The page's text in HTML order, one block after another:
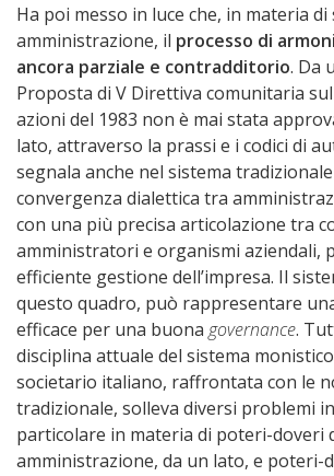
Ha poi messo in luce che, in materia di
amministrazione, il processo di
ancora parziale e contradditorio. Da
Proposta di V Direttiva comunitaria
azioni del 1983 non è mai stata
lato, attraverso la prassi e i codici di
segnala anche nel sistema
convergenza dialettica tra
con una più precisa articolazione tra
amministratori e organismi aziendali,
efficiente gestione dell’impresa. Il
questo quadro, può rappresentare
efficace per una buona governance.
disciplina attuale del sistema
societario italiano, raffrontata con le
tradizionale, solleva diversi problemi
particolare in materia di poteri-doveri
amministrazione, da un lato, e poteri-